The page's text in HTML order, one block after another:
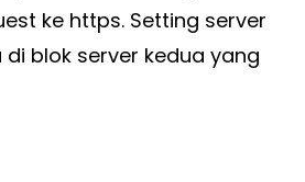
ke https. Setting server
blok server kedua yang